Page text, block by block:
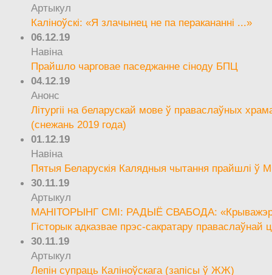
Артыкул
Каліноўскі: «Я злачынец не па перакананні ...»
06.12.19
Навіна
Прайшло чарговае паседжанне сіноду БПЦ
04.12.19
Анонс
Літургіі на беларускай мове ў праваслаўных
(снежань 2019 года)
01.12.19
Навіна
Пятыя Беларускія Калядныя чытання прайшлі ў
30.11.19
Артыкул
МАНІТОРЫНГ СМІ: РАДЫЁ СВАБОДА:
Гісторык адказвае прэс-сакратару праваслаўнай
30.11.19
Артыкул
Лепін супраць Каліноўскага (запісы ў ЖЖ)